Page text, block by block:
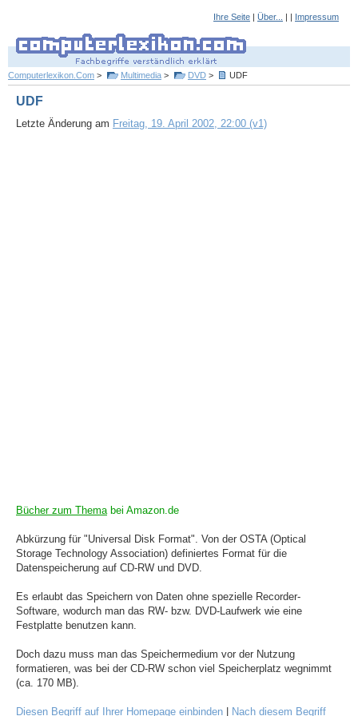
Ihre Seite | Über... | | Impressum
Computerlexikon.Com > Multimedia > DVD > UDF
UDF
Letzte Änderung am Freitag, 19. April 2002, 22:00 (v1)
Bücher zum Themabei Amazon.de
Abkürzung für "Universal Disk Format". Von der OSTA (Optical
Storage Technology Association) definiertes Format für die
Datenspeicherung auf CD-RW und DVD.
Es erlaubt das Speichern von Daten ohne spezielle Recorder-
Software, wodurch man das RW- bzw. DVD-Laufwerk wie eine
Festplatte benutzen kann.
Doch dazu muss man das Speichermedium vor der Nutzung
formatieren, was bei der CD-RW schon viel Speicherplatz wegnimmt
(ca. 170 MB).
Diesen Begriff auf Ihrer Homepage einbinden Nach diesem Begriff